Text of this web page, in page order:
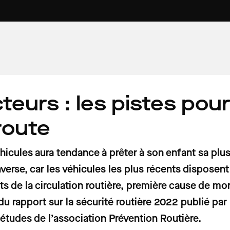
7 min
voiture
AU VOLANT
Prix des carburants : voici les tarifs
4 min
de
VOITURE PROPRE
Rouler au Superéthanol-E85 :
6 min
end du
PATRIMOINE
Du « Paradis » à « l'enfer des enfers
Finistère
: les pistes
aura tendance à prêter à son enfant sa
car les véhicules les plus récents
de la circulation routière, première cause de
rapport sur la sécurité routière 2022 publié
de l’association Prévention Routière.